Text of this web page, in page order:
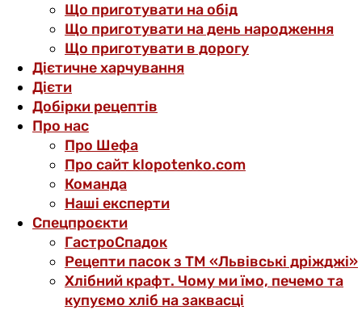
Що приготувати на обід
Що приготувати на день народження
Що приготувати в дорогу
Дієтичне харчування
Дієти
Добірки рецептів
Про нас
Про Шефа
Про сайт klopotenko.com
Команда
Наші експерти
Спецпроєкти
ГастроСпадок
Рецепти пасок з ТМ «Львівські дріжджі»
Хлібний крафт. Чому ми їмо, печемо та
купуємо хліб на заквасці